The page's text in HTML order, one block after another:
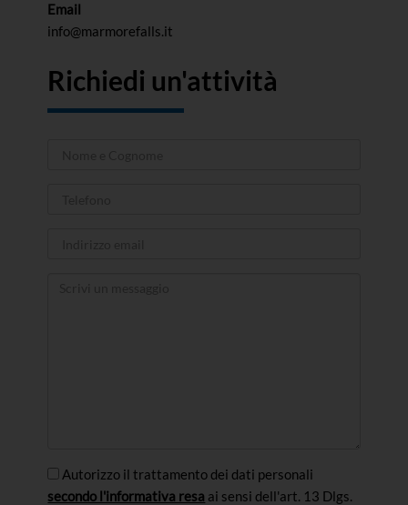
Email
info@marmorefalls.it
Richiedi un'attività
Autorizzo il trattamento dei dati personali
secondo l'informativa resa ai sensi dell'art. 13 Dlgs.